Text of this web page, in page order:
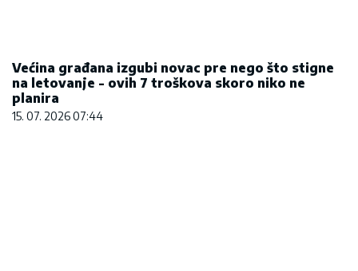
Većina građana izgubi novac pre nego što stigne
na letovanje - ovih 7 troškova skoro niko ne
planira
15. 07. 2026 07:44